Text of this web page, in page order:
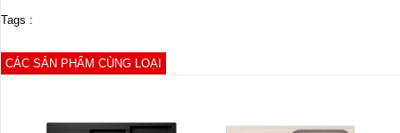
Tags :
CÁC SẢN PHẨM CÙNG LOẠI